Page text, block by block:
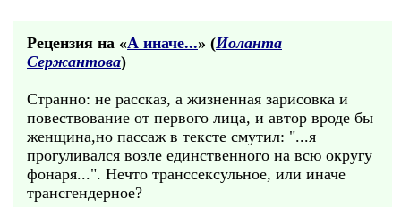
Рецензия на «А иначе...» (Иоланта
Сержантова)
Странно: не рассказ, а жизненная зарисовка и
повествование от первого лица, и автор вроде бы
женщина,но пассаж в тексте смутил: "...я
прогуливался возле единственного на всю округу
фонаря...". Нечто транссексульное, или иначе
трансгендерное?